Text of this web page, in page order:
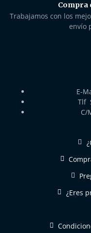
Compra
Trabajamos con los
envío
E-
Tlf
C/
¿Eres